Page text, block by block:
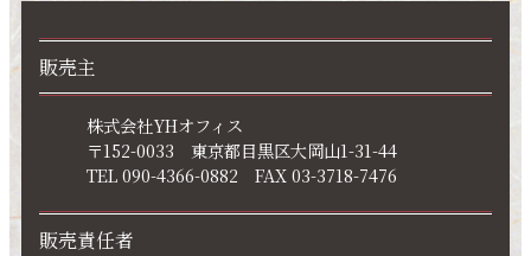
販売主
株式会社YHオフィス
〒152-0033 東京都目黒区大岡山1-31-44
TEL 090-4366-0882 FAX 03-3718-7476
販売責任者